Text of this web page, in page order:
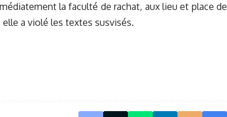
la faculté de rachat, aux lieu et place de
a violé les textes susvisés.